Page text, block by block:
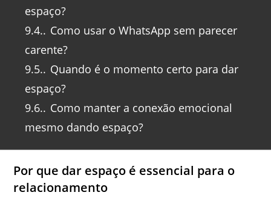
espaço?
9.4. Como usar o WhatsApp sem parecer
carente?
9.5. Quando é o momento certo para dar
espaço?
9.6. Como manter a conexão emocional
mesmo dando espaço?
Por que dar espaço é essencial para o
relacionamento